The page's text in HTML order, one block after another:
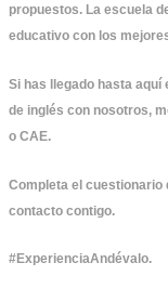
propuestos. La escuela
educativo con los
Si has llegado hasta
de inglés con nosotros,
o CAE.
Completa el cuestionario
contacto contigo.
#ExperienciaAndévalo.